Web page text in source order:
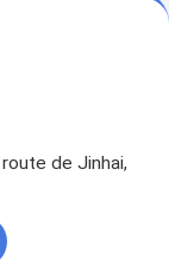
de Jinhai,